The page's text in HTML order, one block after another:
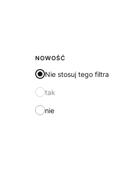
NOWOŚĆ
Nie stosuj tego filtra
tak
nie